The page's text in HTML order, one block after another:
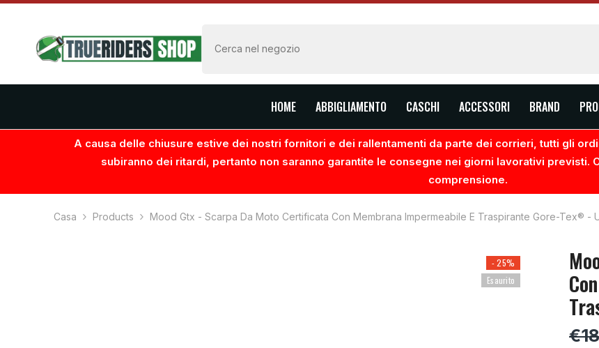
VAI AL CONTENUTO
HOME ABBIGLIAMENTO CASCHI ACCESSORI BRAND
A causa delle chiusure estive dei nostri fornitori e dei rallentamenti da parte dei corrieri, tutti gli
subiranno dei ritardi, pertanto non saranno garantite le consegne nei giorni lavorativi previsti.
comprensione.
Casa Products Mood Gtx - Scarpa Da Moto Certificata Con Membrana Impermeabile E Traspirante Gore-Tex® -
- 25%
Esaurito